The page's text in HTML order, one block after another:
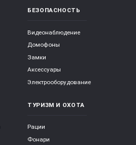
БЕЗОПАСНОСТЬ
Видеонаблюдение
Домофоны
Замки
Аксессуары
Электрооборудование
ТУРИЗМ И ОХОТА
Рации
Фонари